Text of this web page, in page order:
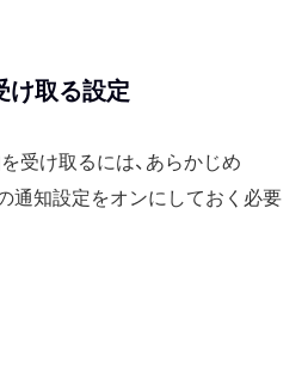
け取る設定
受け取るには、あらかじめ
通知設定をオンにしておく必要